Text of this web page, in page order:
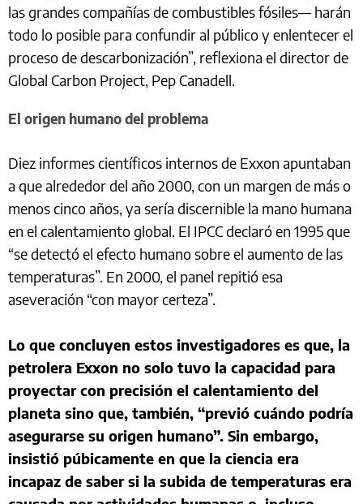
las grandes compañías de combustibles fósiles— harán
todo lo posible para confundir al público y enlentecer el
proceso de descarbonización”, reflexiona el director de
Global Carbon Project, Pep Canadell.
El origen humano del problema
Diez informes científicos internos de Exxon apuntaban
a que alrededor del año 2000, con un margen de más o
menos cinco años, ya sería discernible la mano humana
en el calentamiento global. El IPCC declaró en 1995 que
“se detectó el efecto humano sobre el aumento de las
temperaturas”. En 2000, el panel repitió esa
aseveración “con mayor certeza”.
Lo que concluyen estos investigadores es que, la
petrolera Exxon no solo tuvo la capacidad para
proyectar con precisión el calentamiento del
planeta sino que, también, “previó cuándo podría
asegurarse su origen humano”. Sin embargo,
insistió púbicamente en que la ciencia era
incapaz de saber si la subida de temperaturas era